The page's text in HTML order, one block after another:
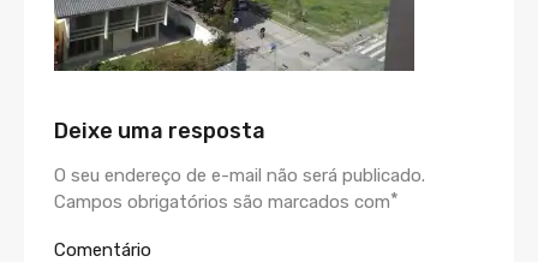
Deixe uma resposta
O seu endereço de e-mail não será publicado.
Campos obrigatórios são marcados com*
Comentário